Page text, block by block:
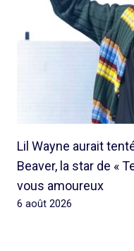
Lil Wayne aurait
Beaver, la star de «
vous amoureux
6 août 2026